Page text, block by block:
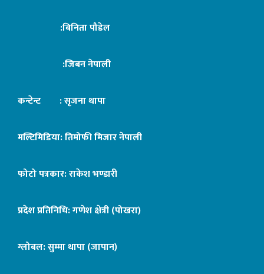
:बिनिता पौडेल
:जिबन नेपाली
कन्टेन्ट : सृजना थापा
मल्टिमिडिया: तिमोफी मिजार नेपाली
फोटो पत्रकार: राकेश भण्डारी
प्रदेश प्रतिनिधि: गणेश क्षेत्री (पोखरा)
ग्लोबल: सुम्मा थापा (जापान)